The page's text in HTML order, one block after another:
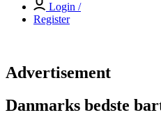
Login /
Register
Advertisement
Danmarks bedste